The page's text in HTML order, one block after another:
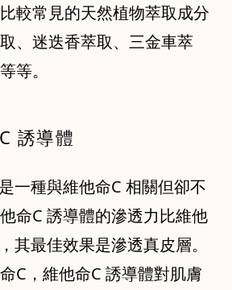
較常見的天然植物萃取成分
、迷迭香萃取、三金車萃
等。
誘導體
一種與維他命C 相關但卻不
命C 誘導體的滲透力比維他
其最佳效果是滲透真皮層。
C，維他命C 誘導體對肌膚